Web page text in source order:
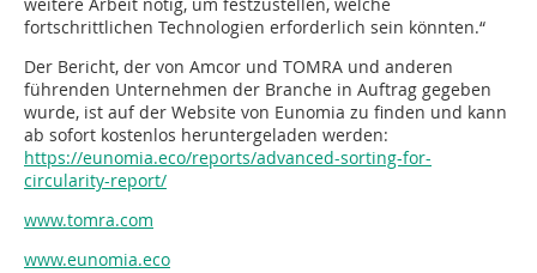
weitere Arbeit nötig, um festzustellen, welche
fortschrittlichen Technologien erforderlich sein könnten.“
Der Bericht, der von Amcor und TOMRA und anderen
führenden Unternehmen der Branche in Auftrag gegeben
wurde, ist auf der Website von Eunomia zu finden und kann
ab sofort kostenlos heruntergeladen werden:
https://eunomia.eco/reports/advanced-sorting-for-
circularity-report/
www.tomra.com
www.eunomia.eco